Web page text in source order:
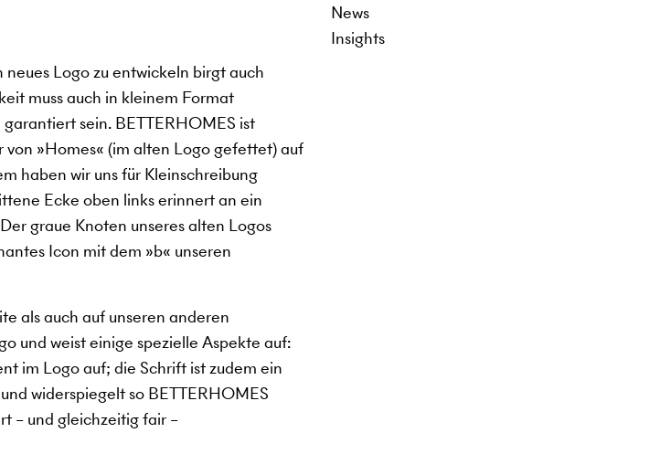
Logo zu entwickeln birgt auch
muss auch in kleinem Format
sein. BETTERHOMES ist
»Homes« (im alten Logo gefettet) auf
haben wir uns für Kleinschreibung
Ecke oben links erinnert an ein
graue Knoten unseres alten Logos
Icon mit dem »b« unseren
als auch auf unseren anderen
und weist einige spezielle Aspekte auf:
im Logo auf; die Schrift ist zudem ein
widerspiegelt so BETTERHOMES
– und gleichzeitig fair –
News
Insights